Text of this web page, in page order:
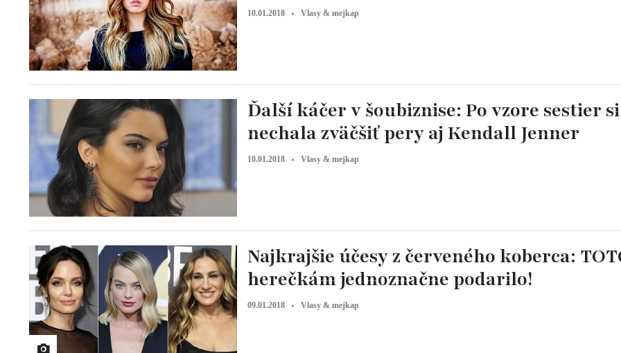
10.01.2018 Vlasy & mejkap
Ďalší káčer v šoubiznise: Po vzore sestier si
nechala zväčšiť pery aj Kendall Jenner
10.01.2018 Vlasy & mejkap
Najkrajšie účesy z červeného koberca:
herečkám jednoznačne podarilo!
09.01.2018 Vlasy & mejkap